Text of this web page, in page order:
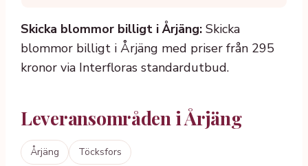
Skicka blommor billigt i Årjäng: Skicka
blommor billigt i Årjäng med priser från 295
kronor via Interfloras standardutbud.
Leveransområden i Årjäng
Årjäng Töcksfors